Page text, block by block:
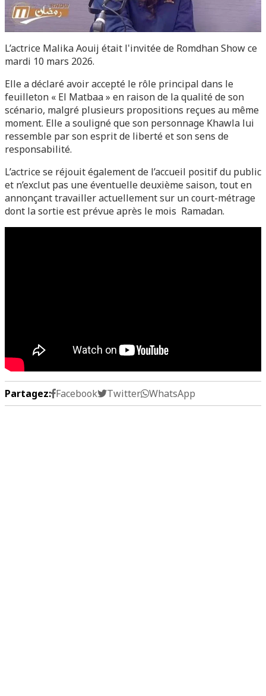
L’actrice Malika Aouij était l'invitée de Romdhan Show ce
mardi 10 mars 2026.
Elle a déclaré avoir accepté le rôle principal dans le
feuilleton « El Matbaa » en raison de la qualité de son
scénario, malgré plusieurs propositions reçues au même
moment. Elle a souligné que son personnage Khawla lui
ressemble par son esprit de liberté et son sens de
responsabilité.
L’actrice se réjouit également de l’accueil positif du public
et n’exclut pas une éventuelle deuxième saison, tout en
annonçant travailler actuellement sur un court-métrage
dont la sortie est prévue après le mois Ramadan.
Partagez: Facebook Twitter WhatsApp